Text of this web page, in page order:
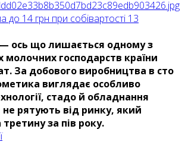
до 14 грн при собівартості 13
— ось що лишається одному з
господарств країни
За добового виробництва в сто
виглядає особливо
стадо й обладнання
не рятують від ринку, який
третину за пів року.